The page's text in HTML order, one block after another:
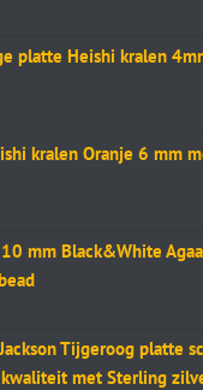
platte Heishi kralen
kralen Oranje 6 mm
mm Black&White
Tijgeroog platte
met Sterling